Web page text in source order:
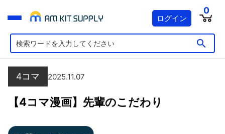
ログイン
0
4コマ 2025.11.07
【4コマ漫画】先輩のこだわり